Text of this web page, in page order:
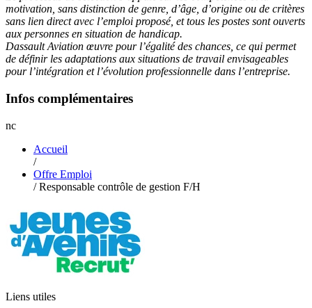
motivation, sans distinction de genre, d’âge, d’origine ou de critères
sans lien direct avec l’emploi proposé, et tous les postes sont ouverts
aux personnes en situation de handicap.
Dassault Aviation œuvre pour l’égalité des chances, ce qui permet
de définir les adaptations aux situations de travail envisageables
pour l’intégration et l’évolution professionnelle dans l’entreprise.
Infos complémentaires
nc
Accueil
/
Offre Emploi
/ Responsable contrôle de gestion F/H
Liens utiles